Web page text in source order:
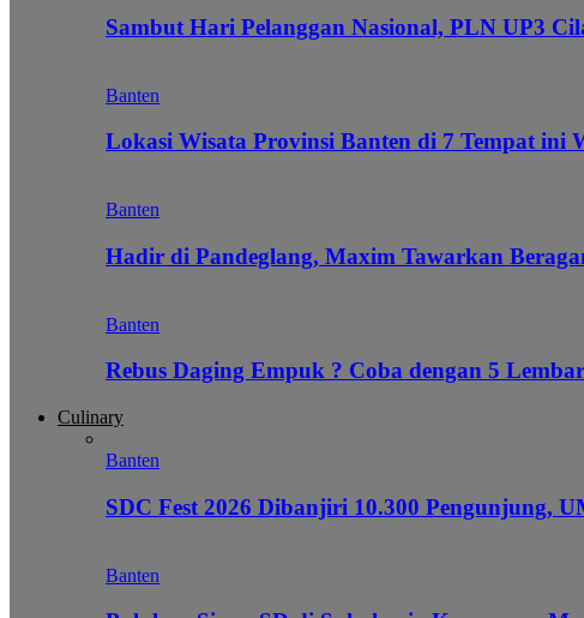
Sambut Hari Pelanggan Nasional, PLN UP3
Banten
Lokasi Wisata Provinsi Banten di 7 Tempat ini
Banten
Hadir di Pandeglang, Maxim Tawarkan
Banten
Rebus Daging Empuk ? Coba dengan 5
Culinary
Banten
SDC Fest 2026 Dibanjiri 10.300 Pengunjung,
Banten